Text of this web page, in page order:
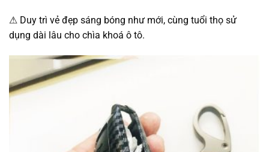
⚠ Duy trì vẻ đẹp sáng bóng như mới, cùng tuổi thọ sử
dụng dài lâu cho chìa khoá ô tô.